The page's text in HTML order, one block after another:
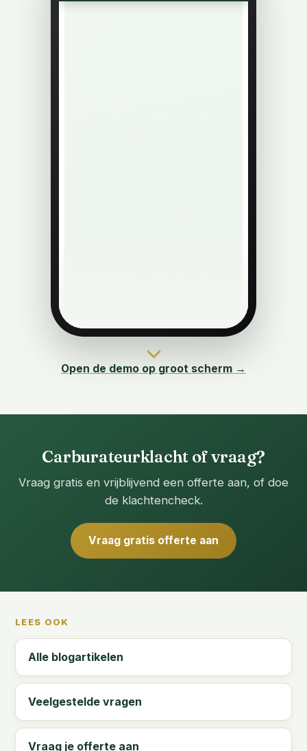
Open de demo op groot scherm →
Carburateurklacht of vraag?
Vraag gratis en vrijblijvend een offerte aan, of doe
de klachtencheck.
Vraag gratis offerte aan
LEES OOK
Alle blogartikelen
Veelgestelde vragen
Vraag je offerte aan